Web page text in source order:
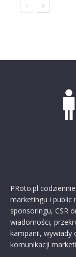
PRoto.pl
marketingu i public
sponsoringu, CSR
wiadomości,
kampanii, wywiady
komunikacji